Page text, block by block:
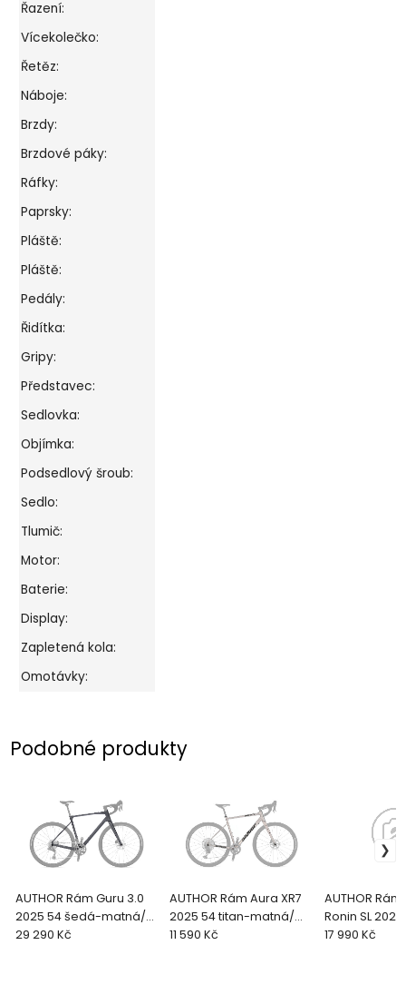
Řazení:
Vícekolečko:
Řetěz:
Náboje:
Brzdy:
Brzdové páky:
Ráfky:
Paprsky:
Pláště:
Pláště:
Pedály:
Řidítka:
Gripy:
Představec:
Sedlovka:
Objímka:
Podsedlový šroub:
Sedlo:
Tlumič:
Motor:
Baterie:
Display:
Zapletená kola:
Omotávky:
Podobné produkty
AUTHOR Rám Guru 3.0
2025 54 šedá-matná/
černá GP2025
29 290 Kč
AUTHOR Rám Aura XR7
2025 54 titan-matná/
černá GP2025
11 590 Kč
AUTHOR
Ronin SL
matná/
17 990 Kč